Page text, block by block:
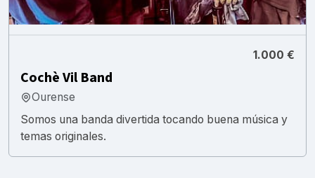
1.000 €
Cochè Vil Band
Ourense
Somos una banda divertida tocando buena música y
temas originales.